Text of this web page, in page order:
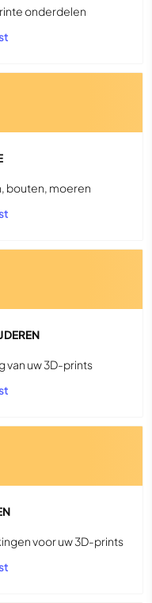
onderdelen
bouten, moeren
van uw 3D-prints
voor uw 3D-prints